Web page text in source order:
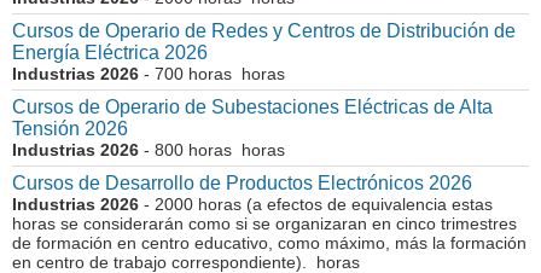
Cursos de Operario de Redes y Centros de Distribución de
Energía Eléctrica 2026
Industrias 2026 - 700 horas horas
Cursos de Operario de Subestaciones Eléctricas de Alta
Tensión 2026
Industrias 2026 - 800 horas horas
Cursos de Desarrollo de Productos Electrónicos 2026
Industrias 2026 - 2000 horas (a efectos de equivalencia estas
horas se considerarán como si se organizaran en cinco trimestres
de formación en centro educativo, como máximo, más la formación
en centro de trabajo correspondiente). horas